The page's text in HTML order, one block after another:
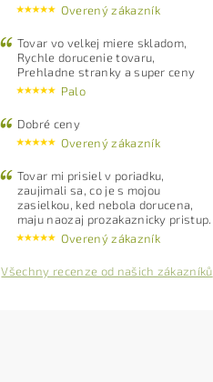
Overený zákazník
Tovar vo velkej miere skladom,
Rychle dorucenie tovaru,
Prehladne stranky a super ceny
Palo
Dobré ceny
Overený zákazník
Tovar mi prisiel v poriadku,
zaujimali sa, co je s mojou
zasielkou, ked nebola dorucena,
maju naozaj prozakaznicky pristup.
Overený zákazník
Všechny recenze od našich zákazníků